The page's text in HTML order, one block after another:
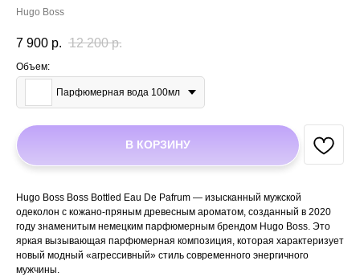
Hugo Boss
7 900 р. 12 200 р.
Объем:
Парфюмерная вода 100мл
В КОРЗИНУ
Hugo Boss Boss Bottled Eau De Pafrum — изысканный мужской
одеколон с кожано-пряным древесным ароматом, созданный в 2020
году знаменитым немецким парфюмерным брендом Hugo Boss. Это
яркая вызывающая парфюмерная композиция, которая характеризует
новый модный «агрессивный» стиль современного энергичного
мужчины.